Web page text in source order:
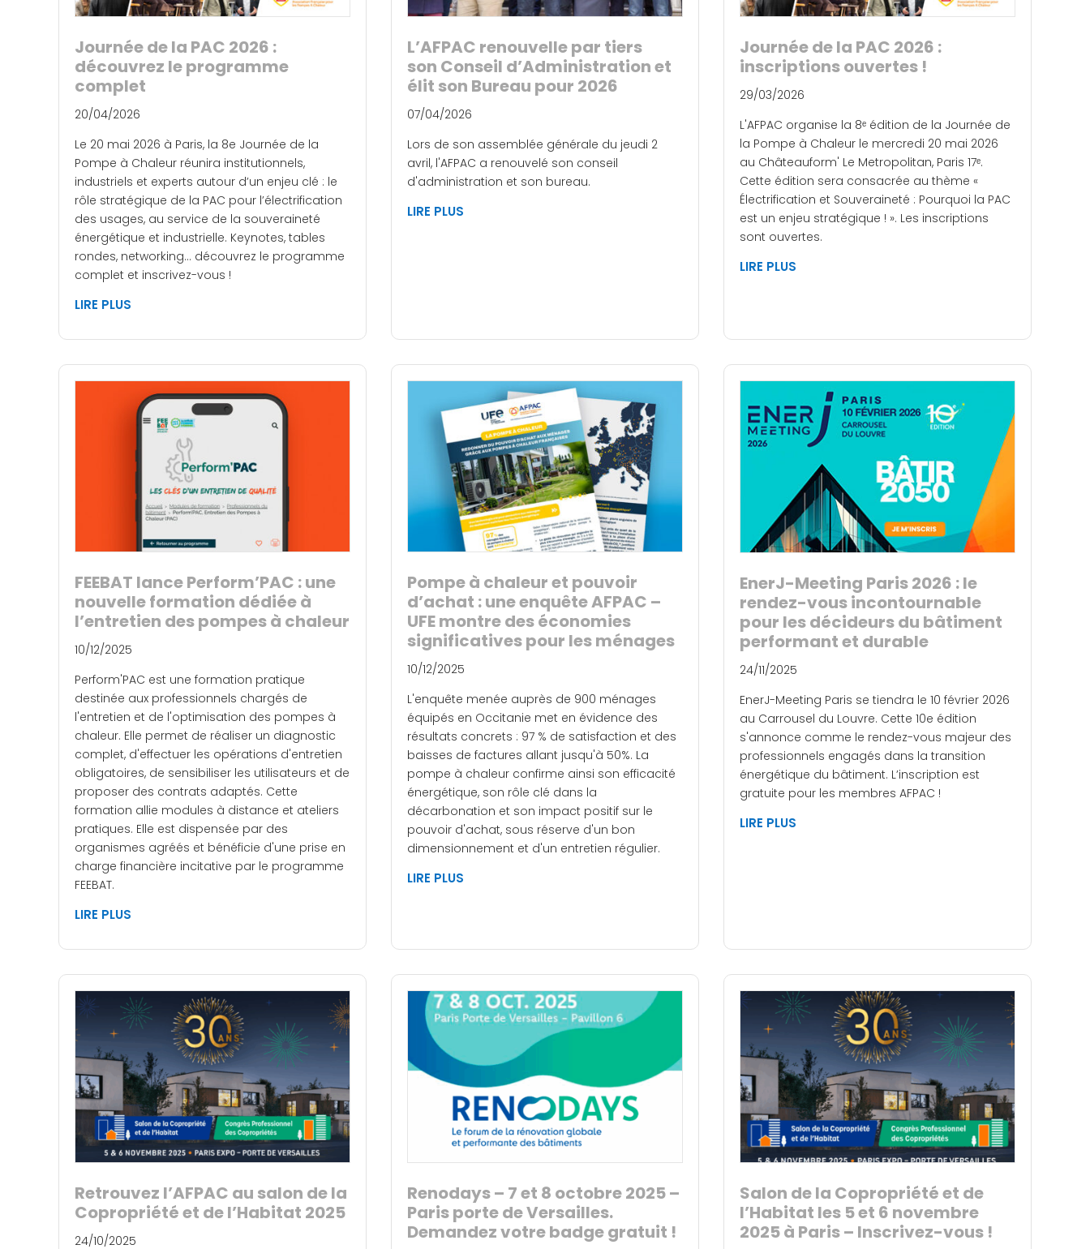
Journée de la PAC 2026 :
découvrez le programme
complet
20/04/2026
Le 20 mai 2026 à Paris, la 8e Journée de la
Pompe à Chaleur réunira institutionnels,
industriels et experts autour d’un enjeu clé : le
rôle stratégique de la PAC pour l’électrification
des usages, au service de la souveraineté
énergétique et industrielle. Keynotes, tables
rondes, networking… découvrez le programme
complet et inscrivez-vous !
LIRE PLUS
L’AFPAC renouvelle par tiers
son Conseil d’Administration et
élit son Bureau pour 2026
07/04/2026
Lors de son assemblée générale du jeudi 2
avril, l'AFPAC a renouvelé son conseil
d'administration et son bureau.
LIRE PLUS
Journée de la PAC 2026 :
inscriptions ouvertes !
29/03/2026
L'AFPAC organise la 8ᵉ édition de la Journée de
la Pompe à Chaleur le mercredi 20 mai 2026
au Châteauform' Le Metropolitan, Paris 17ᵉ.
Cette édition sera consacrée au thème «
Électrification et Souveraineté : Pourquoi la PAC
est un enjeu stratégique ! ». Les inscriptions
sont ouvertes.
LIRE PLUS
FEEBAT lance Perform’PAC : une
nouvelle formation dédiée à
l’entretien des pompes à chaleur
10/12/2025
Perform'PAC est une formation pratique
destinée aux professionnels chargés de
l'entretien et de l'optimisation des pompes à
chaleur. Elle permet de réaliser un diagnostic
complet, d'effectuer les opérations d'entretien
obligatoires, de sensibiliser les utilisateurs et de
proposer des contrats adaptés. Cette
formation allie modules à distance et ateliers
pratiques. Elle est dispensée par des
organismes agréés et bénéficie d'une prise en
charge financière incitative par le programme
FEEBAT.
LIRE PLUS
Pompe à chaleur et pouvoir
d’achat : une enquête AFPAC –
UFE montre des économies
significatives pour les ménages
10/12/2025
L'enquête menée auprès de 900 ménages
équipés en Occitanie met en évidence des
résultats concrets : 97 % de satisfaction et des
baisses de factures allant jusqu'à 50%. La
pompe à chaleur confirme ainsi son efficacité
énergétique, son rôle clé dans la
décarbonation et son impact positif sur le
pouvoir d'achat, sous réserve d'un bon
dimensionnement et d'un entretien régulier.
LIRE PLUS
EnerJ-Meeting Paris 2026 : le
rendez-vous incontournable
pour les décideurs du bâtiment
performant et durable
24/11/2025
EnerJ-Meeting Paris se tiendra le 10 février 2026
au Carrousel du Louvre. Cette 10e édition
s'annonce comme le rendez-vous majeur des
professionnels engagés dans la transition
énergétique du bâtiment. L’inscription est
gratuite pour les membres AFPAC !
LIRE PLUS
Retrouvez l’AFPAC au salon de la
Copropriété et de l’Habitat 2025
24/10/2025
Renodays – 7 et 8 octobre 2025 –
Paris porte de Versailles.
Demandez votre badge gratuit !
Salon de la Copropriété et de
l’Habitat les 5 et 6 novembre
2025 à Paris – Inscrivez-vous !